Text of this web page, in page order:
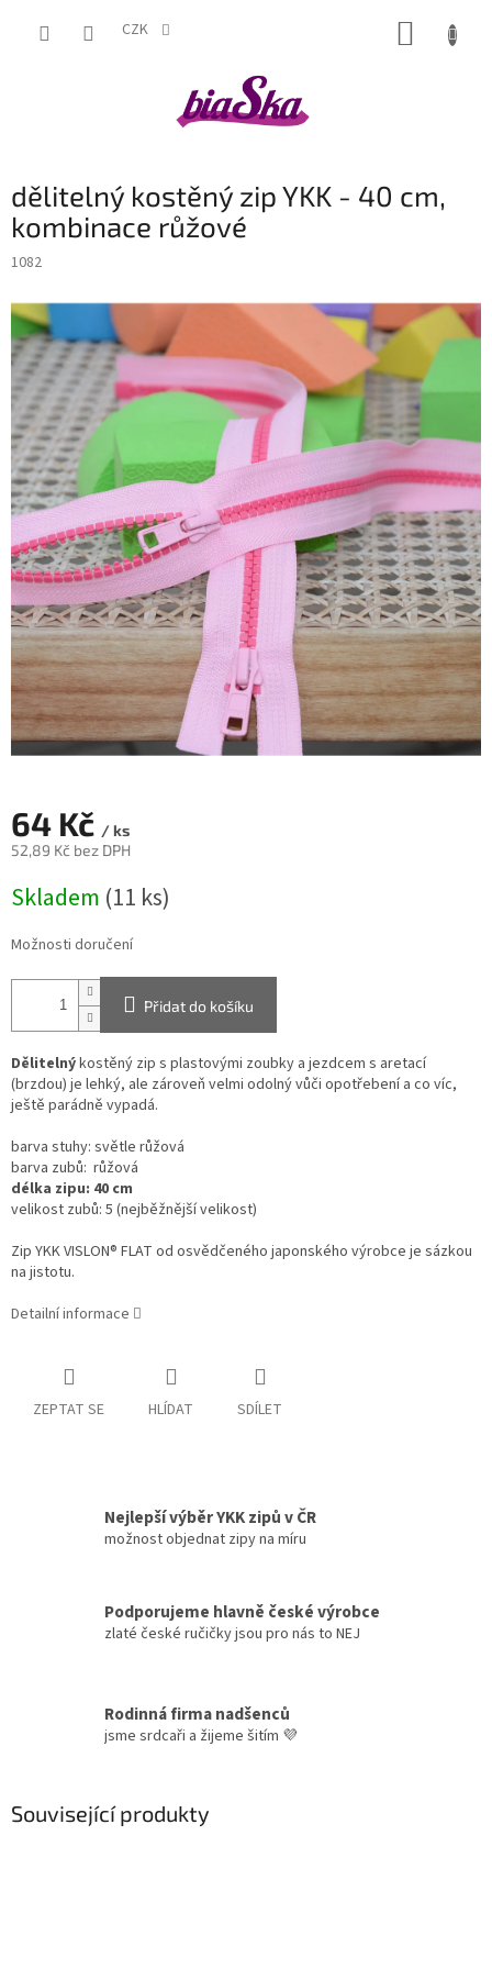
CZK
dělitelný kostěný zip YKK - 40 cm,
kombinace růžové
1082
64 Kč / ks
52,89 Kč bez DPH
cena:
Skladem (11 ks)
Možnosti doručení
Přidat do košíku
Dělitelnýkostěný zip s plastovými zoubky a jezdcem s aretací
(brzdou) je lehký, ale zároveň velmi odolný vůči opotřebení a co víc,
ještě parádně vypadá.
barva stuhy: světle růžová
barva zubů: růžová
délka zipu: 40 cm
velikost zubů: 5 (nejběžnější velikost)
Zip YKK VISLON® FLAT od osvědčeného japonského výrobce je sázkou
na jistotu.
Detailní informace
ZEPTAT SE HLÍDAT SDÍLET
Nejlepší výběr YKK zipů v ČR
možnost objednat zipy na míru
Podporujeme hlavně české výrobce
zlaté české ručičky jsou pro nás to NEJ
Rodinná firma nadšenců
jsme srdcaři a žijeme šitím 💜
Související produkty